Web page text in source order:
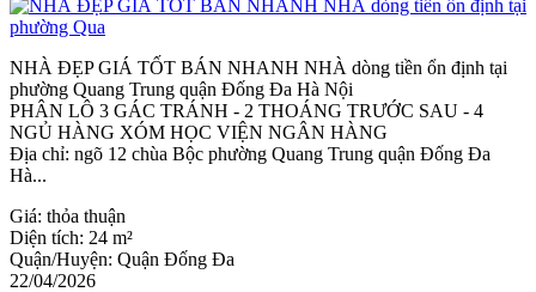
NHÀ ĐẸP GIÁ TỐT BÁN NHANH NHÀ dòng tiền ổn định tại
phường Quang Trung quận Đống Đa Hà Nội
PHÂN LÔ 3 GÁC TRÁNH - 2 THOÁNG TRƯỚC SAU - 4
NGỦ HÀNG XÓM HỌC VIỆN NGÂN HÀNG
Địa chỉ: ngõ 12 chùa Bộc phường Quang Trung quận Đống Đa
Hà...
Giá: thỏa thuận
Diện tích: 24 m²
Quận/Huyện: Quận Đống Đa
22/04/2026